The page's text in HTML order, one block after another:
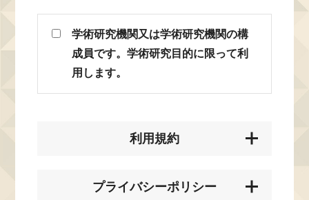
学術研究機関又は学術研究機関の構
成員です。学術研究目的に限って利
用します。
利用規約
プライバシーポリシー